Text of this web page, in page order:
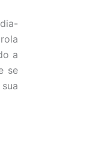
a
se